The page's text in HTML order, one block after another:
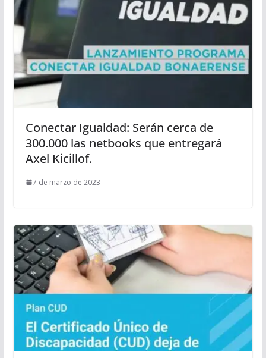
Conectar Igualdad: Serán cerca de
300.000 las netbooks que entregará
Axel Kicillof.
7 de marzo de 2023